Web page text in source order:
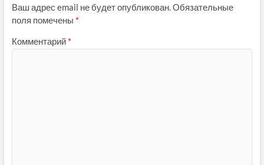
Ваш адрес email не будет опубликован.Обязательные
поля помечены *
Комментарий *